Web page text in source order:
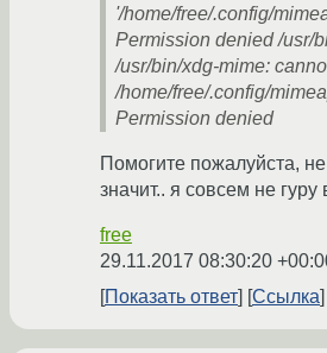
'/home/free/.config/
Permission denied /usr/
/usr/bin/xdg-mime:
/home/free/.config/
Permission denied
Помогите пожалуйста,
значит.. я совсем не гуру
free
29.11.2017 08:30:20
Показать ответ
Ссылка